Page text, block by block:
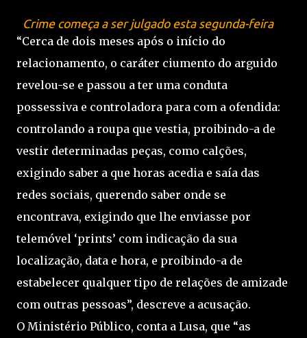
Crime começa a ser julgado esta segunda-feira
“Cerca de dois meses após o início do
relacionamento, o caráter ciumento do arguido
revelou-se e passou a ter uma conduta
possessiva e controladora para com a ofendida:
controlando a roupa que vestia, proibindo-a de
vestir determinadas peças, como calções,
exigindo saber a que horas acedia e saía das
redes sociais, querendo saber onde se
encontrava, exigindo que lhe enviasse por
telemóvel ‘prints’ com indicação da sua
localização, data e hora, e proibindo-a de
estabelecer qualquer tipo de relações de amizade
com outras pessoas”, descreve a acusação.
O Ministério Público, conta a Lusa, que “as